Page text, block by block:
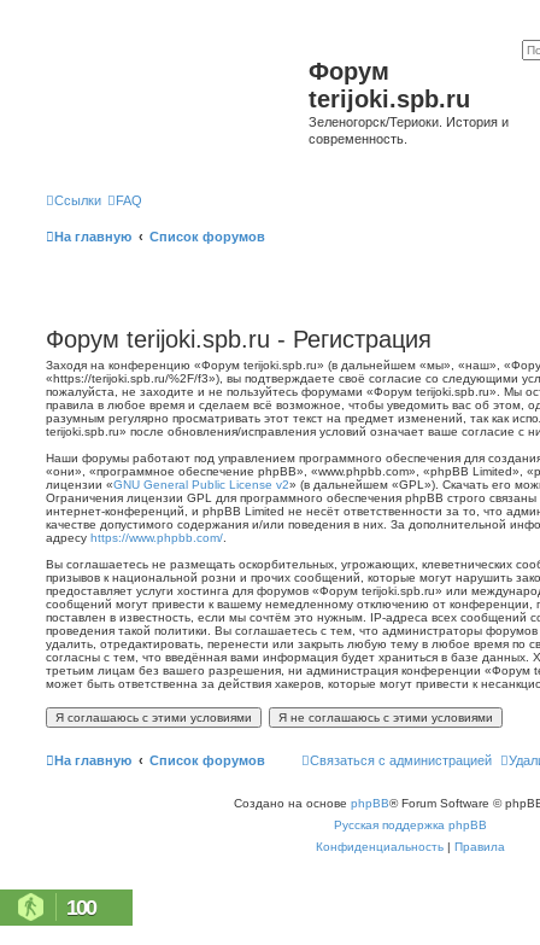
Форум
terijoki.spb.ru
Зеленогорск/Териоки. История и
современность.
Ссылки FAQ
На главную Список форумов
Форум terijoki.spb.ru - Регистрация
Заходя на конференцию «Форум terijoki.spb.ru» (в дальнейшем «мы», «наш»,
«https://terijoki.spb.ru/%2F/f3»), вы подтверждаете своё согласие со следующими
пожалуйста, не заходите и не пользуйтесь форумами «Форум terijoki.spb.ru». Мы
правила в любое время и сделаем всё возможное, чтобы уведомить вас об этом,
разумным регулярно просматривать этот текст на предмет изменений, так как
terijoki.spb.ru» после обновления/исправления условий означает ваше согласие с
Наши форумы работают под управлением программного обеспечения для
«они», «программное обеспечение phpBB», «www.phpbb.com», «phpBB Limited»,
лицензии «GNU General Public License v2» (в дальнейшем «GPL»). Скачать его
Ограничения лицензии GPL для программного обеспечения phpBB строго
интернет-конференций, и phpBB Limited не несёт ответственности за то, что
качестве допустимого содержания и/или поведения в них. За дополнительной
адресу https://www.phpbb.com/
Вы соглашаетесь не размещать оскорбительных, угрожающих, клеветнических
призывов к национальной розни и прочих сообщений, которые могут нарушить
предоставляет услуги хостинга для форумов «Форум terijoki.spb.ru» или
сообщений могут привести к вашему немедленному отключению от конференции,
поставлен в известность, если мы сочтём это нужным. IP-адреса всех сообщений
проведения такой политики. Вы соглашаетесь с тем, что администраторы
удалить, отредактировать, перенести или закрыть любую тему в любое время по
согласны с тем, что введённая вами информация будет храниться в базе данных.
третьим лицам без вашего разрешения, ни администрация конференции «Форум
может быть ответственна за действия хакеров, которые могут привести к
На главную Список форумов Связаться с администрацией
Создано на основе phpBB® Forum Software ©
Русская поддержка phpBB
Конфиденциальность | Правила
100